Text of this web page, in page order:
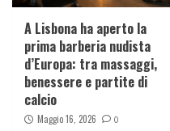
A Lisbona ha aperto la
prima barberia nudista
d’Europa: tra massaggi,
benessere e partite di
calcio
Maggio 16, 2026 0